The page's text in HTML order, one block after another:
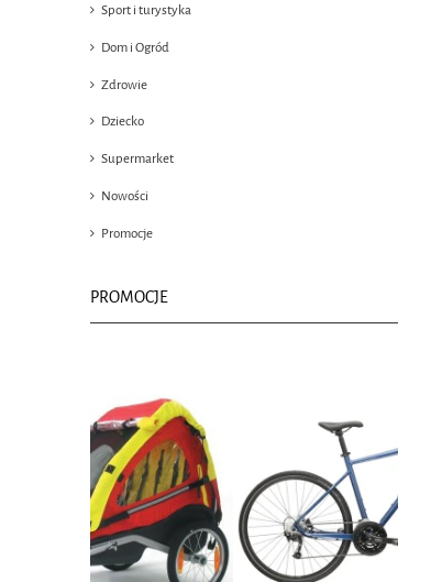
Sport i turystyka
Dom i Ogród
Zdrowie
Dziecko
Supermarket
Nowości
Promocje
PROMOCJE